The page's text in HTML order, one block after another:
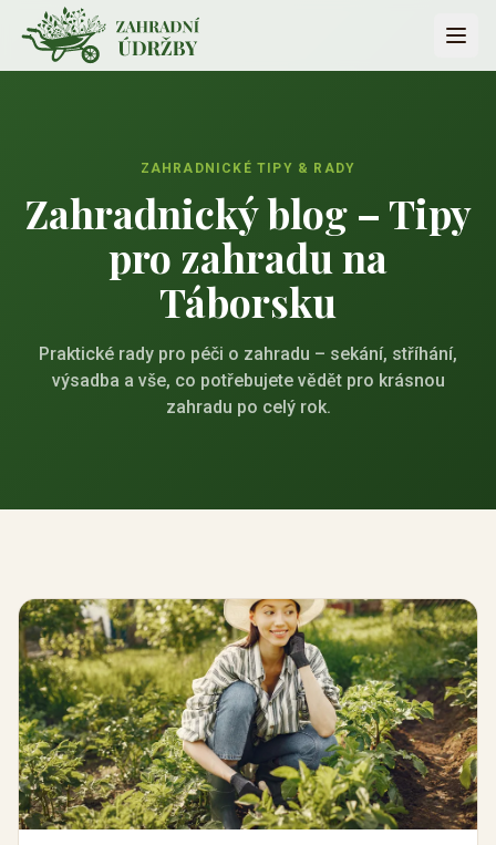
Přeskočit na obsah
ZAHRADNICKÉ TIPY & RADY
Zahradnický blog – Tipy
pro zahradu na
Táborsku
Praktické rady pro péči o zahradu – sekání, stříhání,
výsadba a vše, co potřebujete vědět pro krásnou
zahradu po celý rok.